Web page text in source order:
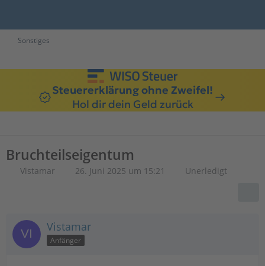
Sonstiges
Steuererklärung ohne Zweifel!
Hol dir dein Geld zurück
Bruchteilseigentum
Vistamar 26. Juni 2025 um 15:21 Unerledigt
Vistamar
Anfänger